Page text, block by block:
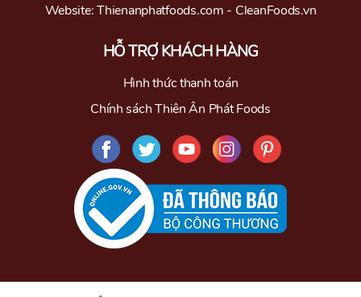
Website: Thienanphatfoods.com - CleanFoods.vn
HỖ TRỢ KHÁCH HÀNG
Hình thức thanh toán
Chính sách Thiên Ân Phát Foods